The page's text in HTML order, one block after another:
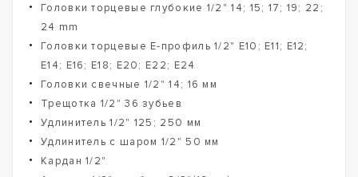
Головки торцевые глубокие 1/2" 14; 15; 17; 19; 22;
24 mm
Головки торцевые Е-профиль 1/2" E10; E11; E12;
E14; E16; E18; E20; E22; E24
Головки свечные 1/2" 14; 16 мм
Трещотка 1/2" 36 зубьев
Удлинитель 1/2" 125; 250 мм
Удлинитель с шаром 1/2" 50 мм
Кардан 1/2"